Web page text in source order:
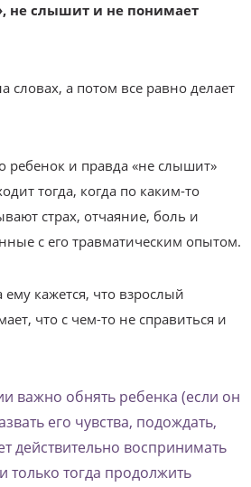
не слышит и не понимает
словах, а потом все равно делает
ребенок и правда «не слышит»
тогда, когда по каким-то
страх, отчаяние, боль и
с его травматическим опытом.
кажется, что взрослый
что с чем-то не справиться и
важно обнять ребенка (если он
его чувства, подождать,
действительно воспринимать
тогда продолжить